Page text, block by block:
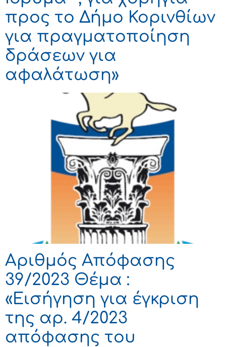
προς το Δήμο Κορινθίων
για πραγματοποίηση
δράσεων για
αφαλάτωση»
Αριθμός Απόφασης
39/2023 Θέμα :
«Εισήγηση για έγκριση
της αρ. 4/2023
απόφασης του